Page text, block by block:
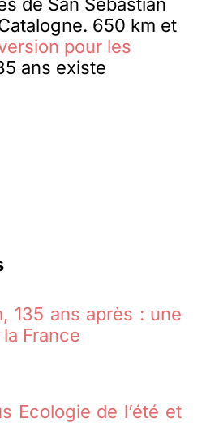
650 km et
pour les
ans existe
135 ans après : une
France
Ecologie de l’été et